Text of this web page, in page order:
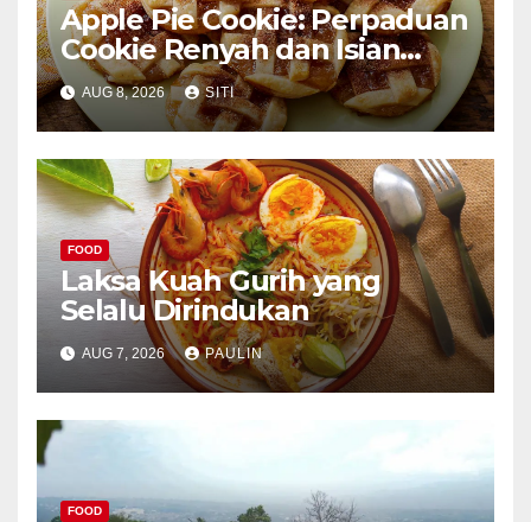
Apple Pie Cookie: Perpaduan
Cookie Renyah dan Isian
Apel
AUG 8, 2026 SITI
FOOD
Laksa Kuah Gurih yang
Selalu Dirindukan
AUG 7, 2026 PAULIN
FOOD